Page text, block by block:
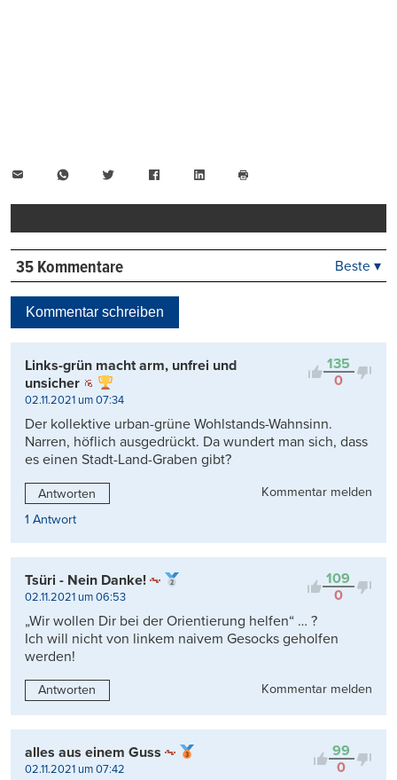
WhatsAppTwitter FacebookLinkedIn
drucken
35 Kommentare
Kontrovers
Beste ▾
Kommentar schreiben
135
0
Links-grün macht arm, unfrei und
unsicher
02.11.2021 um 07:34
Der kollektive urban-grüne Wohlstands-Wahnsinn.
Narren, höflich ausgedrückt. Da wundert man sich, dass
es einen Stadt-Land-Graben gibt?
Antworten
Kommentar melden
1 Antwort
109
0
Tsüri - Nein Danke!
02.11.2021 um 06:53
„Wir wollen Dir bei der Orientierung helfen“ … ?
Ich will nicht von linkem naivem Gesocks geholfen
werden!
Antworten Kommentar melden
99
0
alles aus einem Guss
02.11.2021 um 07:42